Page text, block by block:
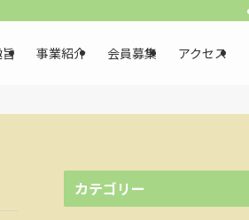
事業紹介 会員募集 アクセス
カテゴリー